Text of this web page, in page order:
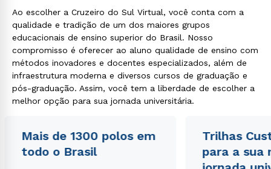
Ao escolher a Cruzeiro do Sul Virtual, você conta com a
qualidade e tradição de um dos maiores grupos
educacionais de ensino superior do Brasil. Nosso
compromisso é oferecer ao aluno qualidade de ensino com
métodos inovadores e docentes especializados, além de
infraestrutura moderna e diversos cursos de graduação e
pós-graduação. Assim, você tem a liberdade de escolher a
melhor opção para sua jornada universitária.
Mais de 1300 polos em
todo o Brasil
Trilhas
para a sua